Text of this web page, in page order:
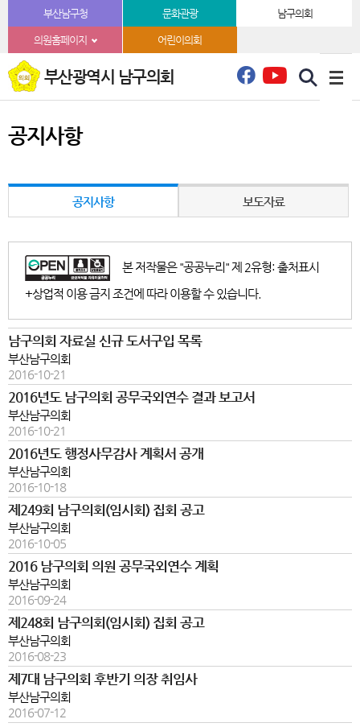
본문바로가기부산남구청 문화관광 남구의회
의원홈페이지 어린이의회
부산광역시 남구의회
공지사항
공지사항 보도자료
본 저작물은 "공공누리" 제 2유형: 출처표시
+상업적 이용 금지 조건에 따라 이용할 수 있습니다.
남구의회 자료실 신규 도서구입 목록
부산남구의회
2016-10-21
2016년도 남구의회 공무국외연수 결과 보고서
부산남구의회
2016-10-21
2016년도 행정사무감사 계획서 공개
부산남구의회
2016-10-18
제249회 남구의회(임시회) 집회 공고
부산남구의회
2016-10-05
2016 남구의회 의원 공무국외연수 계획
부산남구의회
2016-09-24
제248회 남구의회(임시회) 집회 공고
부산남구의회
2016-08-23
제7대 남구의회 후반기 의장 취임사
부산남구의회
2016-07-12